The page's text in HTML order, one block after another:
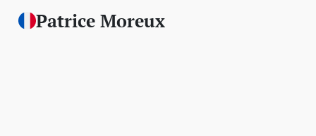
Patrice Moreux